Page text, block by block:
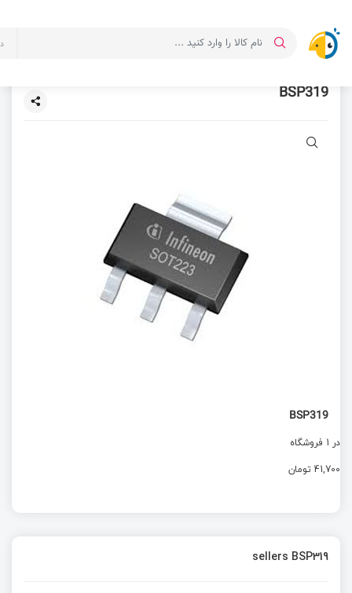
BSP319
BSP319
در 1 فروشگاه
41,700 تومان
sellers BSP319